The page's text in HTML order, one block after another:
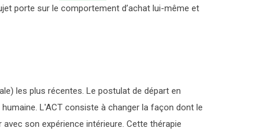
porte sur le comportement d’achat lui-même et
les plus récentes. Le postulat de départ en
L'ACT consiste à changer la façon dont le
son expérience intérieure. Cette thérapie